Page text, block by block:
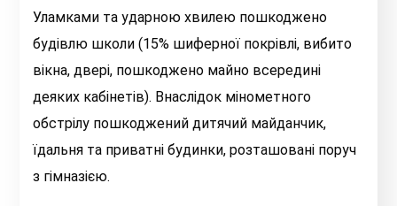
Уламками та ударною хвилею пошкоджено
будівлю школи (15% шиферної покрівлі, вибито
вікна, двері, пошкоджено майно всередині
деяких кабінетів). Внаслідок мінометного
обстрілу пошкоджений дитячий майданчик,
їдальня та приватні будинки, розташовані поруч
з гімназією.